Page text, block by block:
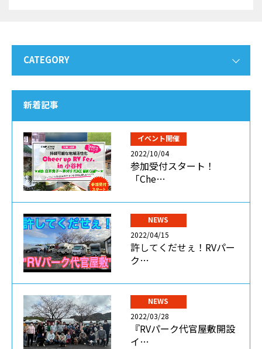
CATEGORY
新着記事
イベント開催
2022/10/04
参加受付スタート！
「Che…
NEWS
2022/04/15
許してくだせぇ！RVパー
ク…
NEWS
2022/03/28
『RVパーク代官屋敷開設
イ…